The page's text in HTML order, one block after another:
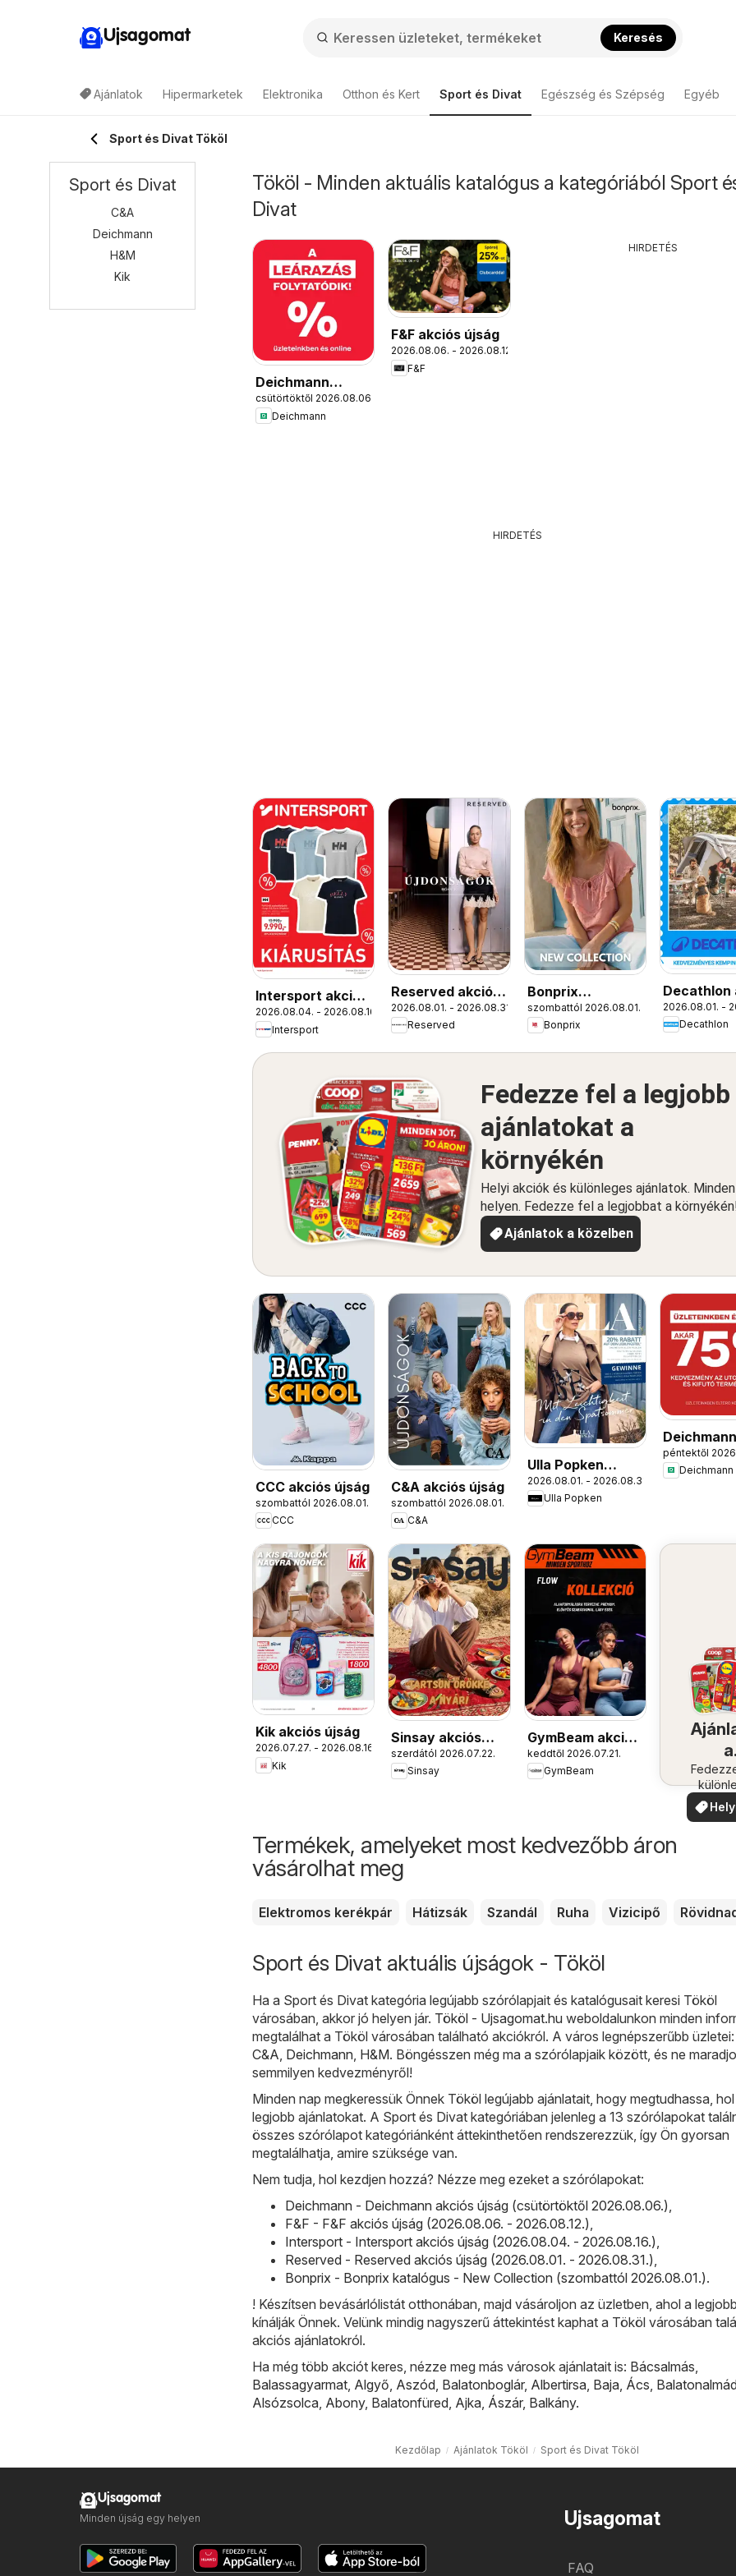
Ujsagomat Keresés
Ajánlatok Hipermarketek Elektronika Otthon és Kert Sport és Divat Egészség és Szépség Egyéb
Sport és Divat Tököl
Tököl - Minden aktuális katalógus a kategóriából Sport
Divat
Deichmann
akciós újság
csütörtöktől 2026.08.06.
Deichmann
F&F akciós újság
2026.08.06. - 2026.08.12.
F&F
HIRDETÉS
HIRDETÉS
Intersport akciós
újság
2026.08.04. - 2026.08.16.
Intersport
Reserved akciós
újság
2026.08.01. - 2026.08.31.
Reserved
Bonprix
katalógus - New
Collection
szombattól 2026.08.01.
Bonprix
Decathlon
újság
2026.08.01. -
Decathlon
Fedezze fel a legjobb
ajánlatokat a
környékén
Helyi akciók és különleges ajánlatok.
helyen. Fedezze fel a legjobbat a
Ajánlatok a közelben
CCC akciós újság
szombattól 2026.08.01.
CCC
C&A akciós újság
szombattól 2026.08.01.
C&A
Ulla Popken
akciós újság
2026.08.01. - 2026.08.31.
Ulla Popken
Deichmann
akciós
péntektől
Deichmann
Kik akciós újság
2026.07.27. - 2026.08.16.
Kik
Sinsay akciós
újság
szerdától 2026.07.22.
Sinsay
GymBeam akciós
újság
keddtől 2026.07.21.
GymBeam
a
Termékek, amelyeket most kedvezőbb áron
vásárolhat meg
Elektromos kerékpár Hátizsák Szandál Ruha Vizicipő
Sport és Divat aktuális újságok - Tököl
Ha a Sport és Divat kategória legújabb szórólapjait és katalógusait keresi Tököl
városában, akkor jó helyen jár. Tököl - Ujsagomat.hu weboldalunkon minden
megtalálhat a Tököl városában található akciókról. A város legnépszerűbb üzletei:
C&A Deichmann H&M. Böngésszen még ma a szórólapjaik között, és ne
semmilyen kedvezményről!
Minden nap megkeressük Önnek Tököl legújabb ajánlatait, hogy megtudhassa,
legjobb ajánlatokat. A Sport és Divat kategóriában jelenleg a 13 szórólapokat
összes szórólapot kategóriánként áttekinthetően rendszerezzük, így Ön gyorsan
megtalálhatja, amire szüksége van.
Nem tudja, hol kezdjen hozzá? Nézze meg ezeket a szórólapokat:
Deichmann - Deichmann akciós újság (csütörtöktől 2026.08.06.)
F&F - F&F akciós újság (2026.08.06. - 2026.08.12.)
Intersport - Intersport akciós újság (2026.08.04. - 2026.08.16.)
Reserved - Reserved akciós újság (2026.08.01. - 2026.08.31.)
Bonprix - Bonprix katalógus - New Collection (szombattól 2026.08.01.).
! Készítsen bevásárlólistát otthonában, majd vásároljon az üzletben, ahol a
kínálják Önnek. Velünk mindig nagyszerű áttekintést kaphat a Tököl városában
akciós ajánlatokról.
Ha még több akciót keres, nézze meg más városok ajánlatait is: Bácsalmás
Balassagyarmat Algyő Aszód Balatonboglár, Albertirsa Baja Ács
Alsózsolca Abony, Balatonfüred Ajka Ászár, Balkány.
Kezdőlap Ajánlatok Tököl Sport és Divat Tököl
Sport és Divat
C&A
Deichmann
H&M
Kik
Ujsagomat
FAQ
Ujsagomat
Minden újság egy helyen